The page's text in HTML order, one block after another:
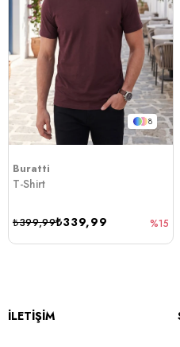
8
Buratti
T-Shirt
₺339,99
₺399,99 %15
İLETİŞİM